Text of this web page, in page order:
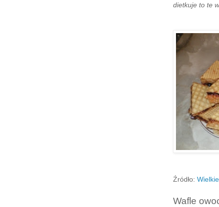
dietkuje to te
Źródło:
Wafle